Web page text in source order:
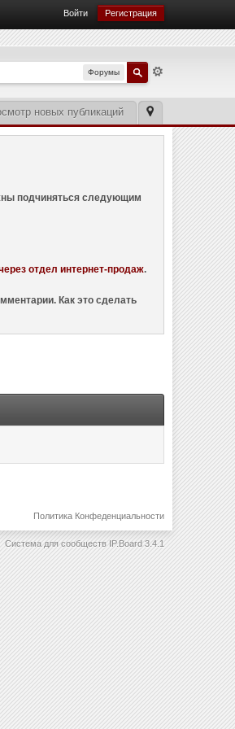
Войти Регистрация
Форумы
новых публикаций
подчиняться следующим
отдел интернет-продаж.
Как это сделать
Политика Конфеденциальности
Система для сообществ IP.Board 3.4.1